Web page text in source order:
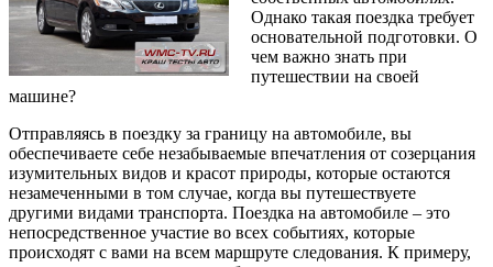
Однако такая поездка требует
основательной подготовки. О
чем важно знать при
путешествии на своей
машине?
Отправляясь в поездку за границу на автомобиле, вы
обеспечиваете себе незабываемые впечатления от созерцания
изумительных видов и красот природы, которые остаются
незамеченными в том случае, когда вы путешествуете
другими видами транспорта. Поездка на автомобиле – это
непосредственное участие во всех событиях, которые
происходят с вами на всем маршруте следования. К примеру,